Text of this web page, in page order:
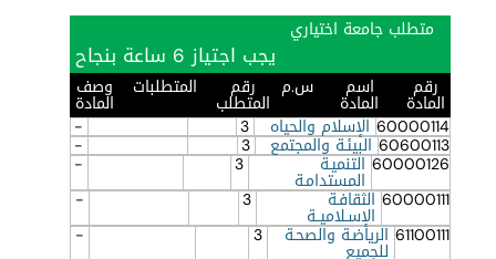
متطلب جامعة اختياري
يجب اجتياز 6 ساعة بنجاح
رقم
المادة
اسم
المادة
س.م رقم
المتطلب
المتطلبات وصف
المادة
60000114 الإسلام والحياه 3
-
60600113 البيئـة والمجتمع 3
-
60000126 التنميـة
المستدامـة
3
-
60000111 الثقافـة
الإسـلاميــة
3
-
61100111 الرياضـة والصحـة
للجميع
3
-